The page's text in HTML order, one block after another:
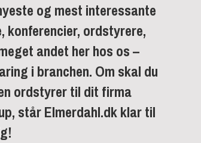
og mest interessante
konferencier, ordstyrere,
andet her hos os –
i branchen. Om skal du
ordstyrer til dit firma
står Elmerdahl.dk klar til